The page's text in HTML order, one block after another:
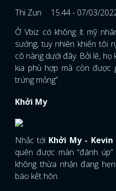
Thi Zun
15:44 - 07/03/
Ở Vbiz có không ít mỹ
sướng, tuy nhiên khiến tôi
cô nàng dưới đây. Bởi lẽ,
kia phù hợp mà còn được
trứng mỏng”.
Khởi My
Nhắc tới Khởi My - Kevin
quên được màn “đánh
không thừa nhận đang
báo kết hôn.